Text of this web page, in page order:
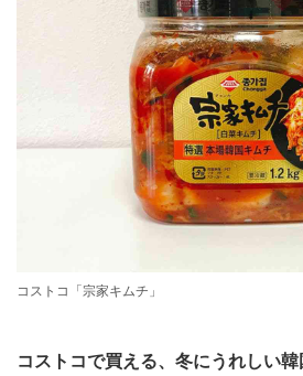
コストコ「宗家キムチ」
コストコで買える、冬にうれしい